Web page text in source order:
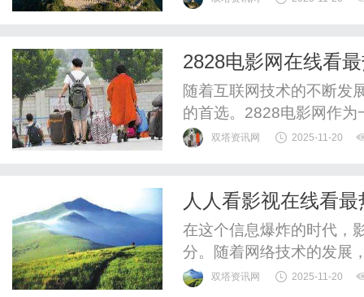
8424电影网以其丰富的电
2828电影网在线看
随着互联网技术的不断发
的首选。2828电影网作
高清的画质，吸引了大量
片，还是经典的老片，都
双塔资讯网 2025-11-20
人人看影视在线看
在这个信息爆炸的时代，
分。随着网络技术的发展
中"人人看影视"凭借其丰
双塔资讯网 2025-11-20